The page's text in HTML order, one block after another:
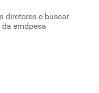
diretores e buscar
emdpesa